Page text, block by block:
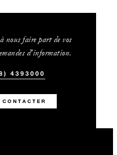
nous faire part de vos
d'information.
4393000
CONTACTER